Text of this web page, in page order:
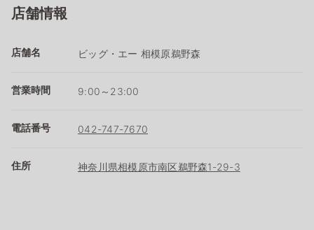
店舗情報
店舗名 ビッグ・エー 相模原鵜野森
営業時間 9:00～23:00
電話番号 042-747-7670
住所 神奈川県相模原市南区鵜野森1-29-3